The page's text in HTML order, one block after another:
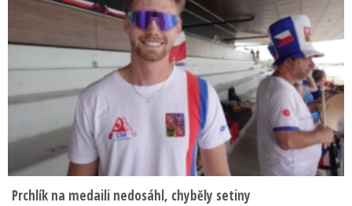
Prchlík na medaili nedosáhl, chyběly setiny